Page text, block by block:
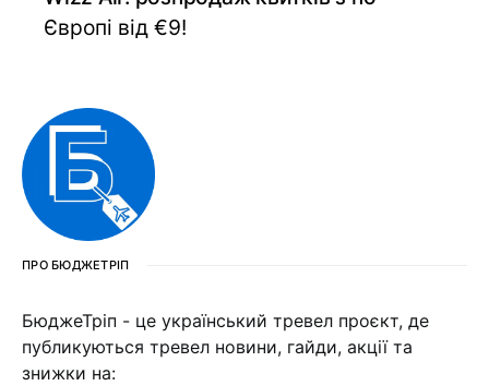
Європі від €9!
ПРО БЮДЖЕТРІП
БюджеТріп - це український тревел проєкт, де
публикуються тревел новини, гайди, акції та
знижки на: